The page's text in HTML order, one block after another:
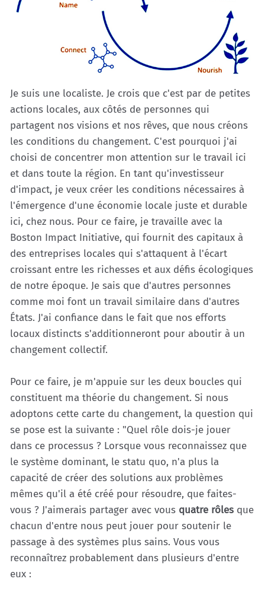
Je suis une localiste. Je crois que c'est par de petites
actions locales, aux côtés de personnes qui
partagent nos visions et nos rêves, que nous créons
les conditions du changement. C'est pourquoi j'ai
choisi de concentrer mon attention sur le travail ici
et dans toute la région. En tant qu'investisseur
d'impact, je veux créer les conditions nécessaires à
l'émergence d'une économie locale juste et durable
ici, chez nous. Pour ce faire, je travaille avec la
Boston Impact Initiative, qui fournit des capitaux à
des entreprises locales qui s'attaquent à l'écart
croissant entre les richesses et aux défis écologiques
de notre époque. Je sais que d'autres personnes
comme moi font un travail similaire dans d'autres
États. J'ai confiance dans le fait que nos efforts
locaux distincts s'additionneront pour aboutir à un
changement collectif.
Pour ce faire, je m'appuie sur les deux boucles qui
constituent ma théorie du changement. Si nous
adoptons cette carte du changement, la question qui
se pose est la suivante : "Quel rôle dois-je jouer
dans ce processus ? Lorsque vous reconnaissez que
le système dominant, le statu quo, n'a plus la
capacité de créer des solutions aux problèmes
mêmes qu'il a été créé pour résoudre, que faites-
vous ? J'aimerais partager avec vous quatre rôles que
chacun d'entre nous peut jouer pour soutenir le
passage à des systèmes plus sains. Vous vous
reconnaîtrez probablement dans plusieurs d'entre
eux :